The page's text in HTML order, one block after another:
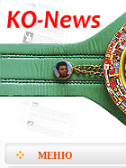
МЕНЮ